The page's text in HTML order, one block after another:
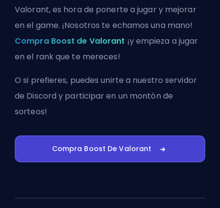
Valorant, es hora de ponerte a jugar y mejorar
en el game. ¡Nosotros te echamos una mano!
Compra Boost de Valorant ¡y empieza a jugar
en el rank que te mereces!
O si prefieres, puedesunirte a nuestro servidor
de Discord y participar en un montón de
sorteos!
Compra Boost De Valorant